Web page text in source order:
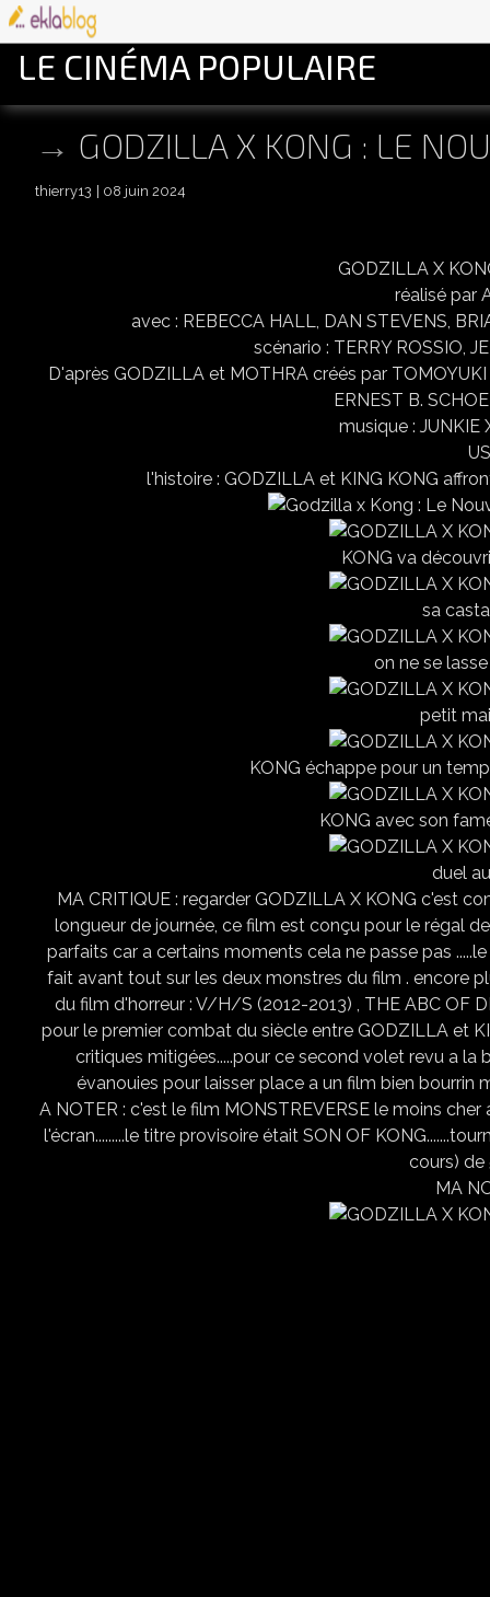
LE CINÉMA POPULAIRE
GODZILLA X KONG : LE
thierry13 08 juin 2024
GODZILLA X
réalisé par
avec : REBECCA HALL, DAN STEVENS,
scénario : TERRY ROSSIO,
D'après GODZILLA et MOTHRA créés par
ERNEST B.
musique : JUNKIE
l'histoire : GODZILLA et KING KONG
KONG va
sa
on ne se
petit
KONG échappe pour un
KONG avec son
duel
MA CRITIQUE : regarder GODZILLA X KONG c'est
longueur de journée, ce film est conçu pour le régal
parfaits car a certains moments cela ne passe pas
fait avant tout sur les deux monstres du film . encore
du film d'horreur : V/H/S (2012-2013) , THE ABC OF
pour le premier combat du siècle entre GODZILLA et
critiques mitigées.....pour ce second volet revu a
évanouies pour laisser place a un film bien bourrin
A NOTER : c'est le film MONSTREVERSE le moins
l'écran.........le titre provisoire était SON OF
cours) de
MA